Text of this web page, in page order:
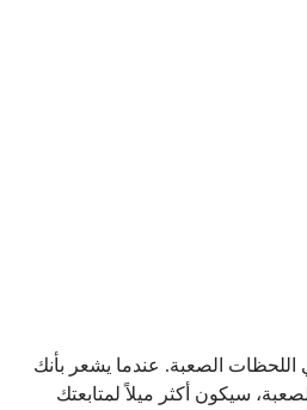
الصعبة. عندما يشعر بأنك
سيكون أكثر ميلاً لمتابعتك